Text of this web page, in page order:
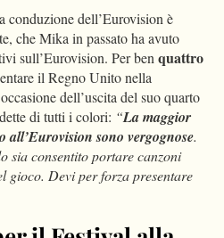
conduzione dell’Eurovision è
che Mika in passato ha avuto
sull’Eurovision. Per benquattro
il Regno Unito nella
dell’uscita del suo quarto
di tutti i colori: “La maggior
all’Eurovision sono vergognose.
sia consentito portare canzoni
gioco. Devi per forza presentare